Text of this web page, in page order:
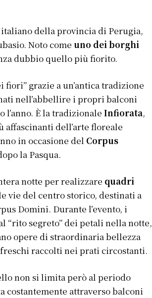
della provincia di Perugia,
Noto comeuno dei borghi
dubbio quello più fiorito.
fiori” grazie a un’antica tradizione
nell’abbellire i propri balconi
l’anno. È la tradizionaleInfiorata,
dell’arte floreale
in occasione del Corpus
la Pasqua.
notte per realizzare quadri
vie del centro storico, destinati a
Domini. Durante l’evento, i
“rito segreto” dei petali nella notte,
opere di straordinaria bellezza
raccolti nei prati circostanti.
non si limita però al periodo
costantemente attraverso balconi